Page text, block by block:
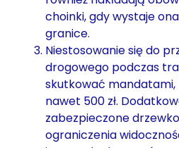
choinki, gdy wystaje
granice.
Niestosowanie się do
drogowego podczas
skutkować
nawet 500 zł.
zabezpieczone
ograniczenia